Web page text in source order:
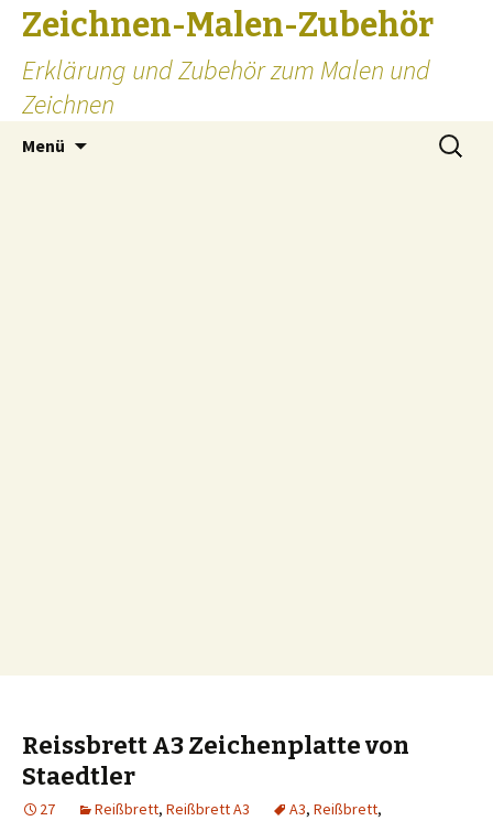
Zeichnen-Malen-Zubehör
Erklärung und Zubehör zum Malen und
Zeichnen
Menü
Suchen
nach:
Reissbrett A3 Zeichenplatte von
Staedtler
27 Reißbrett, Reißbrett A3 A3, Reißbrett,